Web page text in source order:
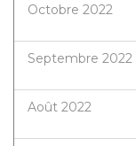
Octobre 2022
Septembre 2022
Août 2022